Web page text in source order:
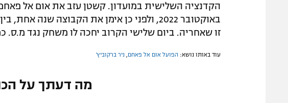
הקדנציה השלישית במועדון. קשטן עזב את אום אל
זו שאחריה. ביום שלישי הקרוב יחכה לו משחק נגד מ.ס.
עוד באותו נושא: הפועל אום אל פאחם ניר ברקוביץ'
מה דעתך על